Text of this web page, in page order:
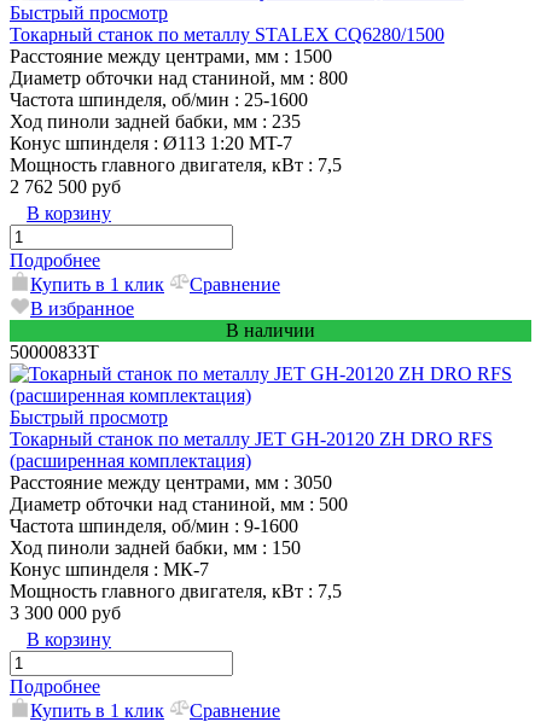
Быстрый просмотр
Токарный станок по металлу STALEX CQ6280/1500
Расстояние между центрами, мм : 1500
Диаметр обточки над станиной, мм : 800
Частота шпинделя, об/мин : 25-1600
Ход пиноли задней бабки, мм : 235
Конус шпинделя : Ø113 1:20 MT-7
Мощность главного двигателя, кВт : 7,5
2 762 500 руб
В корзину
Подробнее
Купить в 1 клик
Сравнение
В избранное
В наличии
50000833T
Быстрый просмотр
Токарный станок по металлу JET GH-20120 ZH DRO RFS
(расширенная комплектация)
Расстояние между центрами, мм : 3050
Диаметр обточки над станиной, мм : 500
Частота шпинделя, об/мин : 9-1600
Ход пиноли задней бабки, мм : 150
Конус шпинделя : МК-7
Мощность главного двигателя, кВт : 7,5
3 300 000 руб
В корзину
Подробнее
Купить в 1 клик
Сравнение